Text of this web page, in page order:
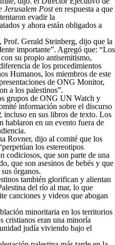
Jerusalem Posten respuesta a que
evadir la
y ahora están obligados a
Gerald Steinberg, dijo que la
importante”. Agregó que: “Los
su propio antisemitismo,
de los procedimientos
Humanos, los miembros de este
de ONG Monitor,
a los palestinos”.
grupos de ONG UN Watch y
información sobre el discurso
incluso en sus libros de texto. Los
hablaron en un evento fuera de
Rovner, dijo al comité que los
los estereotipos
codiciosos, que son parte de una
que son asesinos de bebés y que
órganos.
también glorifican y alientan
del río al mar, lo que
canciones y videos que abogan
minoritaria en los territorios
cristianos eran una minoría
judía viviendo bajo el